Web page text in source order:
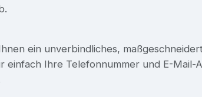
ein unverbindliches,
einfach Ihre Telefonnummer und E-Mail-